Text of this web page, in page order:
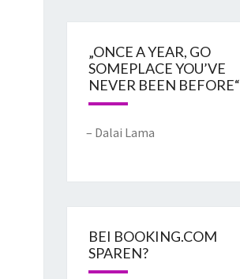
„ONCE A YEAR, GO
SOMEPLACE YOU’VE
NEVER BEEN BEFORE“
– Dalai Lama
BEI BOOKING.COM
SPAREN?